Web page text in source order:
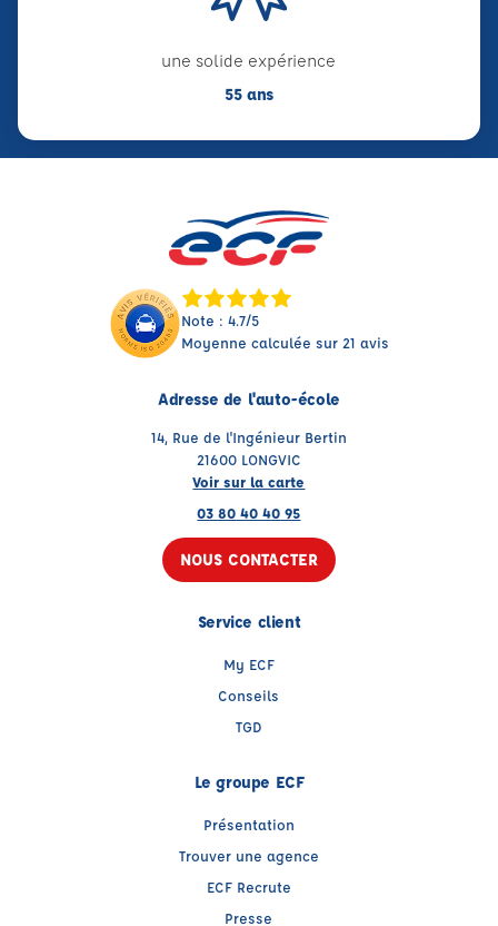
une solide expérience
55 ans
Note : 4.7/5
Moyenne calculée sur 21 avis
Adresse de l'auto-école
14, Rue de l'Ingénieur Bertin
21600 LONGVIC
Voir sur la carte
03 80 40 40 95
NOUS CONTACTER
Service client
My ECF
Conseils
TGD
Le groupe ECF
Présentation
Trouver une agence
ECF Recrute
Presse